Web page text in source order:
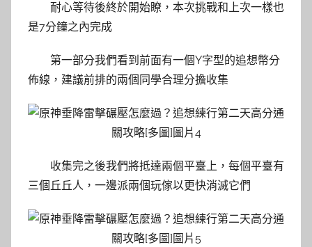
耐心等待後終於開始瞭，本次挑戰和上次一樣也
是7分鐘之內完成
第一部分我們看到前面有一個Y字型的追想幣分
佈線，建議前排的兩個同學合理分擔收集
收集完之後我們將抵達兩個平臺上，每個平臺有
三個丘丘人，一邊派兩個玩傢以更快消滅它們